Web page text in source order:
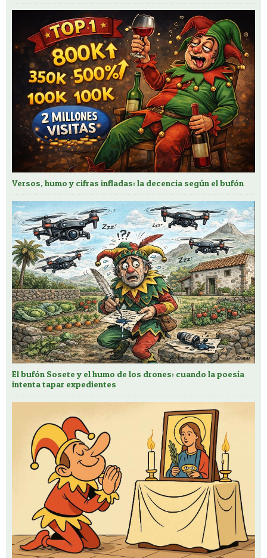
Versos, humo y cifras infladas: la decencia según el bufón
El bufón Sosete y el humo de los drones: cuando la poesía
intenta tapar expedientes